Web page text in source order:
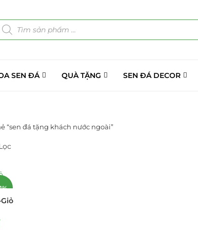
SEN ĐÁ QUÀ TẶNG SEN ĐÁ DECOR
“sen đá tặng khách nước ngoài”